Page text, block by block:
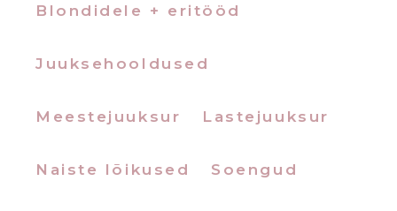
Blondidele + eritööd
Juuksehooldused
Meestejuuksur Lastejuuksur
Naiste lõikused Soengud